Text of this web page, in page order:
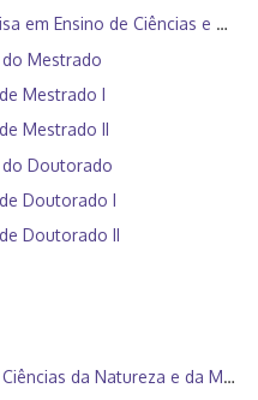
de Ciências e Matemática
Mestrado
Mestrado I
Mestrado II
do Doutorado
Doutorado I
Doutorado II
da Natureza e da Matemática